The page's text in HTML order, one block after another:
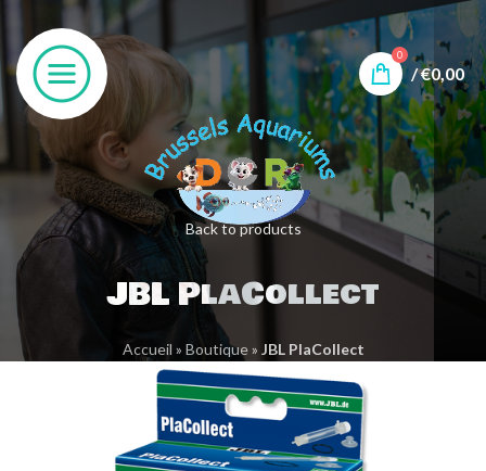
0
/€0,00
Back to products
JBL PlaCollect
Accueil » Boutique» JBL PlaCollect